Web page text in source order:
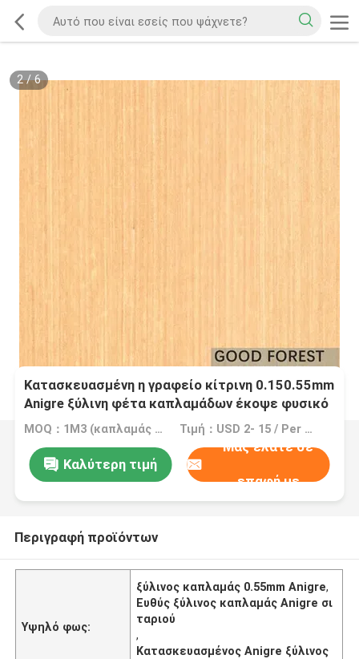
3/6
Κατασκευασμένη η γραφείο κίτρινη 0.150.55mm
Anigre ξύλινη φέτα καπλαμάδων έκοψε φυσικό
MOQ：1M3 (καπλαμάς =2000 τετρ.μέτρο 0.5mm) Τιμή：USD 2- 15 / Per Square Meter (M2)
Καλύτερη τιμή
Μας ελάτε σε
επαφή με
Περιγραφή προϊόντων
Υψηλό φως:
ξύλινος καπλαμάς 0.55mm Anigre,
Ευθύς ξύλινος καπλαμάς Anigre σι
ταριού
,
Κατασκευασμένος Anigre ξύλινος